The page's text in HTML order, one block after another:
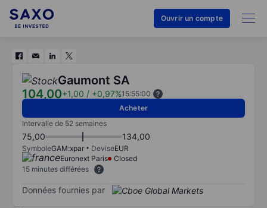
Ouvrir un compte
Gaumont SA
104,00+1,00 / +0,97%15:55:00
Acheter
Intervalle de 52 semaines
75,00 134,00
SymboleGAM:xpar DeviseEUR
Euronext Paris
Closed
15 minutes différées
Données fournies par